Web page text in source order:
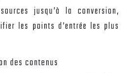
jusqu’à la conversion,
les points d’entrée les plus
des contenus